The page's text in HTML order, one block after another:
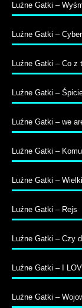
Luźne Gatki –
Luźne Gatki –
Luźne Gatki – Co z
Luźne Gatki –
Luźne Gatki – we
Luźne Gatki –
Luźne Gatki –
Luźne Gatki – Rejs
Luźne Gatki – Czy
Luźne Gatki – I
Luźne Gatki –